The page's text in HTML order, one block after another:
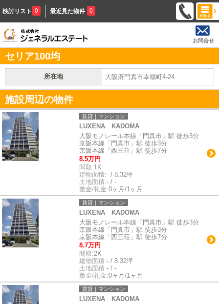
検討リスト 0 最近見た物件 0
お問合せ
セリア100均
所在地 大阪府門真市幸福町4-24
施設周辺の物件
賃貸｜マンション
LUXENA KADOMA
大阪モノレール本線「門真市」駅 徒歩3分
京阪本線「門真市」駅 徒歩3分
京阪本線「西三荘」駅 徒歩7分
8.5万円
間取:1K
建物面積:- / 8.32坪
土地面積:- / -
敷金/礼金:0ヶ月/1ヶ月
賃貸｜マンション
LUXENA KADOMA
大阪モノレール本線「門真市」駅 徒歩3分
京阪本線「門真市」駅 徒歩3分
京阪本線「西三荘」駅 徒歩7分
8.7万円
間取:2K
建物面積:- / 8.32坪
土地面積:- / -
敷金/礼金:0ヶ月/1ヶ月
賃貸｜マンション
LUXENA KADOMA